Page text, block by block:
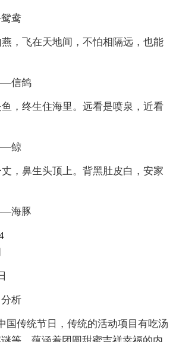
鸯
，飞在天地间，不怕相隔远，也能
信鸽
，终生住海里。远看是喷泉，近看
鲸
，鼻生头顶上。背黑肚皮白，安家
海豚
析
国传统节日，传统的活动项目有吃汤